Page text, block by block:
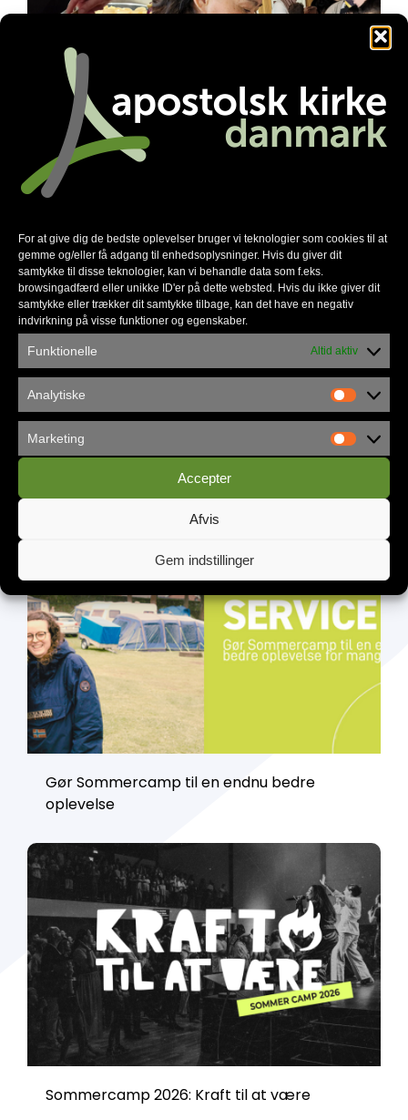
For at give dig de bedste oplevelser bruger vi teknologier som cookies til at
gemme og/eller få adgang til enhedsoplysninger. Hvis du giver dit
samtykke til disse teknologier, kan vi behandle data som f.eks.
browsingadfærd eller unikke ID'er på dette websted. Hvis du ikke giver dit
samtykke eller trækker dit samtykke tilbage, kan det have en negativ
indvirkning på visse funktioner og egenskaber.
Funktionelle Altid aktiv
Analytiske
Marketing
Accepter
Afvis
Gem indstillinger
Familienetværket gør en forskel
Københavns Frikirke flytter ind i
Gør Sommercamp til en endnu bedre
oplevelse
Sommercamp 2026: Kraft til at være